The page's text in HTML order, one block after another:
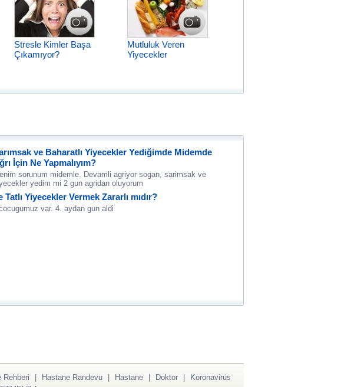
Stresle Kimler Başa
Çıkamıyor?
Mutluluk Veren
Yiyecekler
ve Baharatlı Yiyecekler Yediğimde Midemde
İçin Ne Yapmalıyım?
sorunum midemle. Devamli agriyor sogan, sarimsak ve
yedim mi 2 gun agridan oluyorum
Tatlı Yiyecekler Vermek Zararlı mıdır?
var. 4. aydan gun aldi
Rehberi Hastane Randevu Hastane Doktor
Koronavirüs